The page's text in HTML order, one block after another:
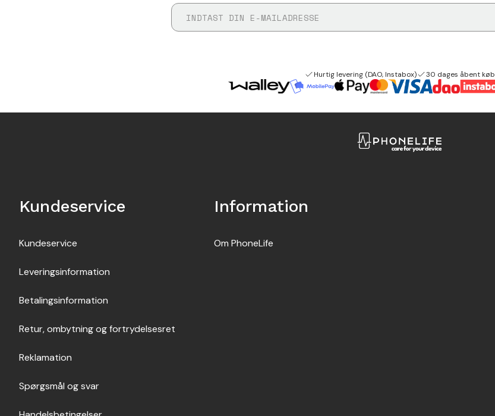
Hurtig levering (DAO, Instabox) 30 dages åbent køb
Kundeservice
Kundeservice
Leveringsinformation
Betalingsinformation
Retur, ombytning og fortrydelsesret
Reklamation
Spørgsmål og svar
Information
Om PhoneLife